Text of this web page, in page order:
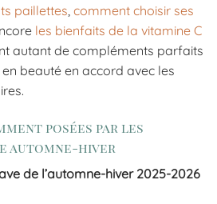
paillettes, comment choisir ses
les bienfaits de la vitamine C
autant de compléments parfaits
beauté en accord avec les
posées par les
automne-hiver
de l’automne-hiver 2025-2026